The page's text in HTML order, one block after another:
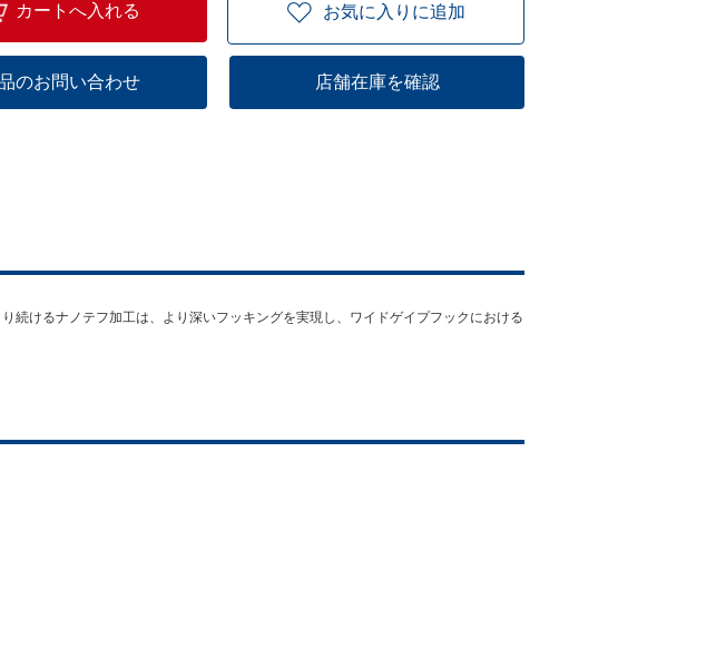
カートへ入れる お気に入りに追加
のお問い合わせ 店舗在庫を確認
続けるナノテフ加工は、より深いフッキングを実現し、ワイドゲイプフックにおける